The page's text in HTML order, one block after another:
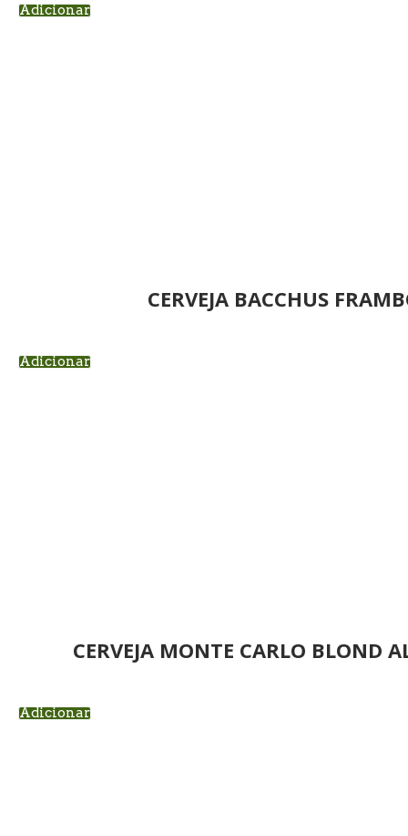
Adicionar
CERVEJA BACCHUS
Adicionar
CERVEJA MONTE CARLO BLOND
Adicionar